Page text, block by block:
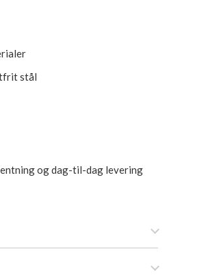
stål
og dag-til-dag levering